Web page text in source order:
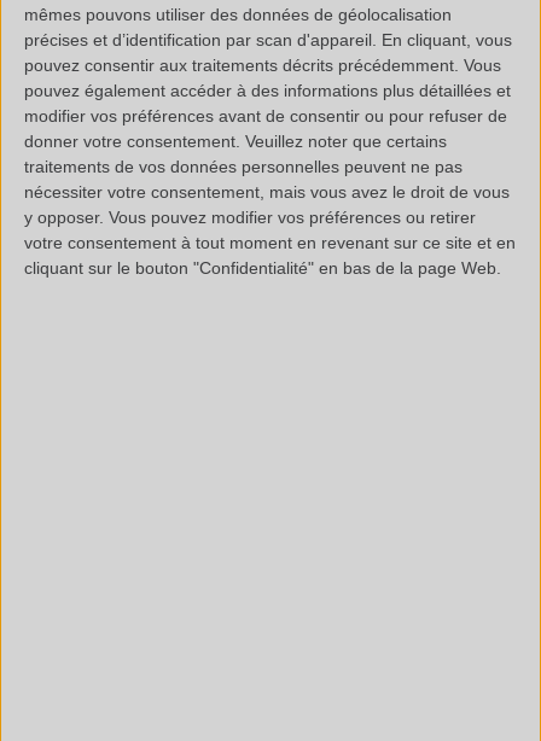
mêmes pouvons utiliser des données de géolocalisation
précises et d’identification par scan d'appareil. En cliquant, vous
pouvez consentir aux traitements décrits précédemment. Vous
pouvez également accéder à des informations plus détaillées et
modifier vos préférences avant de consentir ou pour refuser de
donner votre consentement. Veuillez noter que certains
traitements de vos données personnelles peuvent ne pas
nécessiter votre consentement, mais vous avez le droit de vous
y opposer. Vous pouvez modifier vos préférences ou retirer
votre consentement à tout moment en revenant sur ce site et en
cliquant sur le bouton "Confidentialité" en bas de la page Web.
PRINCIPE
Technique de séparation et d'identification réservée à
l'analyse de composés relativement volatils et
thermiquement stables, non ioniques et de masse
molaire inférieure à 650 g/mol.